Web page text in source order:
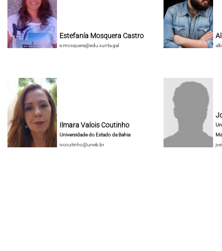
Estefanía Mosquera Castro
e.mosquera@edu.xunta.gal
Ilmara Valois Coutinho
Universidade do Estado da Bahia
ivcoutinho@uneb.br